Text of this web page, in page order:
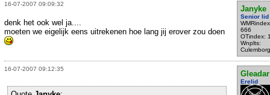
16-07-2007 09:09:32
Janyke
Senior lid
666
OTindex:
Wnplts:
Culemborg
denk het ook wel ja....
moeten we eigelijk eens uitrekenen hoe lang jij erover zou doen
16-07-2007 09:12:35
Gleadar
Erelid